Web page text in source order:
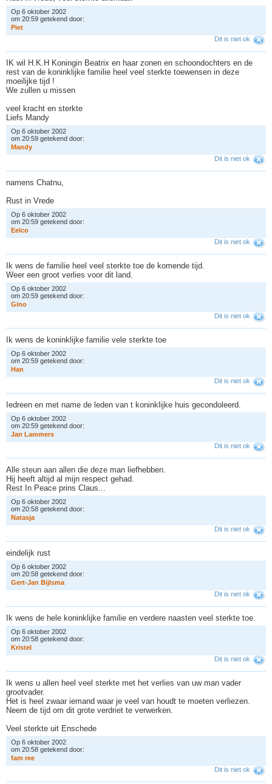
Op 6 oktober 2002
om 20:59 getekend door:
Piet
Dit is niet ok
IK wil H.K.H Koningin Beatrix en haar zonen en schoondochters en de
rest van de koninklijke familie heel veel sterkte toewensen in deze
moeilijke tijd !
We zullen u missen
veel kracht en sterkte
Liefs Mandy
Op 6 oktober 2002
om 20:59 getekend door:
Mandy
Dit is niet ok
namens Chatnu,
Rust in Vrede
Op 6 oktober 2002
om 20:59 getekend door:
Eelco
Dit is niet ok
Ik wens de familie heel veel sterkte toe de komende tijd.
Weer een groot verlies voor dit land.
Op 6 oktober 2002
om 20:59 getekend door:
Gino
Dit is niet ok
Ik wens de koninklijke familie vele sterkte toe
Op 6 oktober 2002
om 20:59 getekend door:
Han
Dit is niet ok
Iedreen en met name de leden van t koninklijke huis gecondoleerd.
Op 6 oktober 2002
om 20:59 getekend door:
Jan Lammers
Dit is niet ok
Alle steun aan allen die deze man liefhebben.
Hij heeft altijd al mijn respect gehad.
Rest In Peace prins Claus...
Op 6 oktober 2002
om 20:58 getekend door:
Natasja
Dit is niet ok
eindelijk rust
Op 6 oktober 2002
om 20:58 getekend door:
Gert-Jan Bijlsma
Dit is niet ok
Ik wens de hele koninklijke familie en verdere naasten veel sterkte toe.
Op 6 oktober 2002
om 20:58 getekend door:
Kristel
Dit is niet ok
Ik wens u allen heel veel sterkte met het verlies van uw man vader
grootvader.
Het is heel zwaar iemand waar je veel van houdt te moeten verliezen.
Neem de tijd om dit grote verdriet te verwerken.
Veel sterkte uit Enschede
Op 6 oktober 2002
om 20:58 getekend door:
fam ree
Dit is niet ok